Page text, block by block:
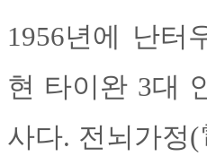
1956년에 난터
현 타이완 3대
사다. 전뇌가정